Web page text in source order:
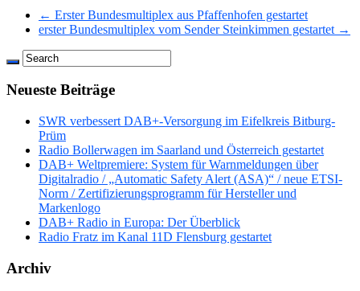
← Erster Bundesmultiplex aus Pfaffenhofen gestartet
erster Bundesmultiplex vom Sender Steinkimmen gestartet →
Neueste Beiträge
SWR verbessert DAB+-Versorgung im Eifelkreis Bitburg-
Prüm
Radio Bollerwagen im Saarland und Österreich gestartet
DAB+ Weltpremiere: System für Warnmeldungen über
Digitalradio / „Automatic Safety Alert (ASA)“ / neue ETSI-
Norm / Zertifizierungsprogramm für Hersteller und
Markenlogo
DAB+ Radio in Europa: Der Überblick
Radio Fratz im Kanal 11D Flensburg gestartet
Archiv